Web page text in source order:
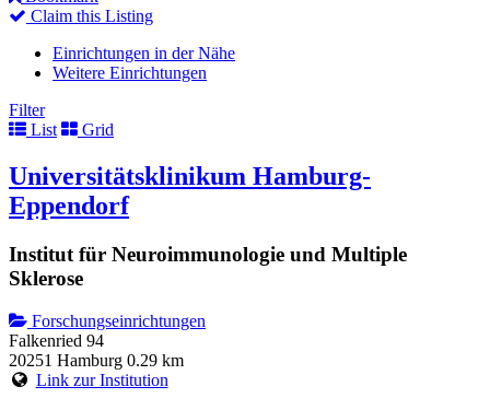
Claim this Listing
Einrichtungen in der Nähe
Weitere Einrichtungen
Filter
List
Grid
Universitätsklinikum Hamburg-
Eppendorf
Institut für Neuroimmunologie und Multiple
Sklerose
Forschungseinrichtungen
Falkenried 94
20251 Hamburg 0.29 km
Link zur Institution